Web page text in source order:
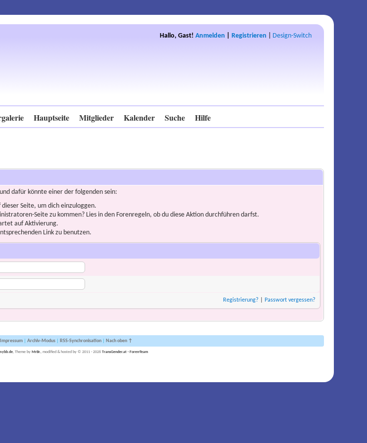
Hallo, Gast! Anmelden Registrieren Design-Switch
Hauptseite Mitglieder Kalender Suche Hilfe
dafür könnte einer der folgenden sein:
Seite, um dich einzuloggen.
Seite zu kommen? Lies in den Forenregeln, ob du diese Aktion durchführen darfst.
auf Aktivierung.
Link zu benutzen.
Registrierung? Passwort vergessen?
Impressum| Archiv-Modus| RSS-Synchronisation| Nach oben ↑
, Theme by MrBr., modified & hosted by © 2011 - 2026 TransGender.at - Foren-Team